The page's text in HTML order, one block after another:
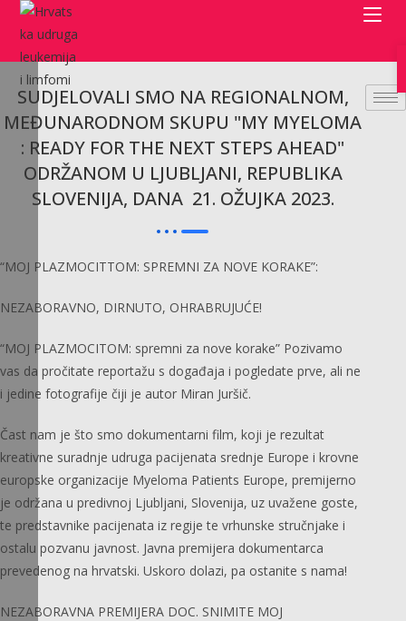
Preskoči
sadržaj
SUDJELOVALI SMO NA REGIONALNOM,
MEĐUNARODNOM SKUPU "MY MYELOMA
: READY FOR THE NEXT STEPS AHEAD"
ODRŽANOM U LJUBLJANI, REPUBLIKA
SLOVENIJA, DANA 21. OŽUJKA 2023.
“MOJ PLAZMOCITTOM: SPREMNI ZA NOVE KORAKE”:
NEZABORAVNO, DIRNUTO, OHRABRUJUĆE!
“MOJ PLAZMOCITOM: spremni za nove korake” Pozivamo
vas da pročitate reportažu s događaja i pogledate prve, ali ne
i jedine fotografije čiji je autor Miran Juršič.
Čast nam je što smo dokumentarni film, koji je rezultat
kreativne suradnje udruga pacijenata srednje Europe i krovne
europske organizacije Myeloma Patients Europe, premijerno
je održana u predivnoj Ljubljani, Slovenija, uz uvažene goste,
te predstavnike pacijenata iz regije te vrhunske stručnjake i
ostalu pozvanu javnost. Javna premijera dokumentarca
prevedenog na hrvatski. Uskoro dolazi, pa ostanite s nama!
NEZABORAVNA PREMIJERA DOC. SNIMITE MOJ